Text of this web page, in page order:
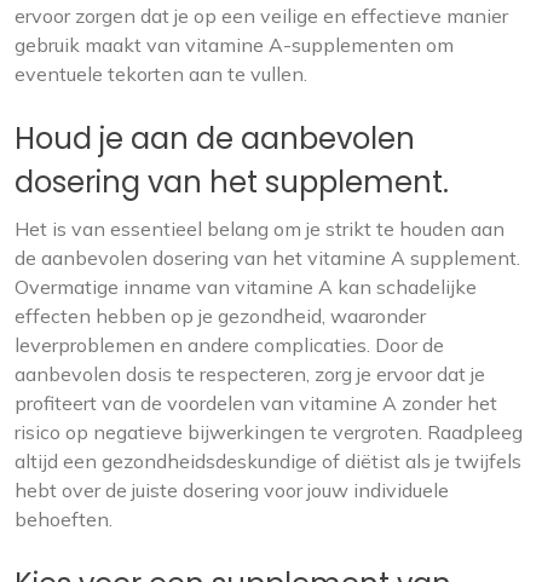
ervoor zorgen dat je op een veilige en effectieve manier
gebruik maakt van vitamine A-supplementen om
eventuele tekorten aan te vullen.
Houd je aan de aanbevolen
dosering van het supplement.
Het is van essentieel belang om je strikt te houden aan
de aanbevolen dosering van het vitamine A supplement.
Overmatige inname van vitamine A kan schadelijke
effecten hebben op je gezondheid, waaronder
leverproblemen en andere complicaties. Door de
aanbevolen dosis te respecteren, zorg je ervoor dat je
profiteert van de voordelen van vitamine A zonder het
risico op negatieve bijwerkingen te vergroten. Raadpleeg
altijd een gezondheidsdeskundige of diëtist als je twijfels
hebt over de juiste dosering voor jouw individuele
behoeften.